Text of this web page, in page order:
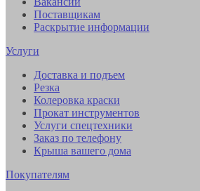
Поставщикам
Раскрытие информации
Услуги
Доставка и подъем
Резка
Колеровка краски
Прокат инструментов
Услуги спецтехники
Заказ по телефону
Крыша вашего дома
Покупателям